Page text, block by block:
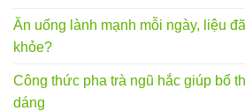
Ăn uống lành mạnh mỗi ngày, liệu
khỏe?
Công thức pha trà ngũ hắc giúp bổ
dáng